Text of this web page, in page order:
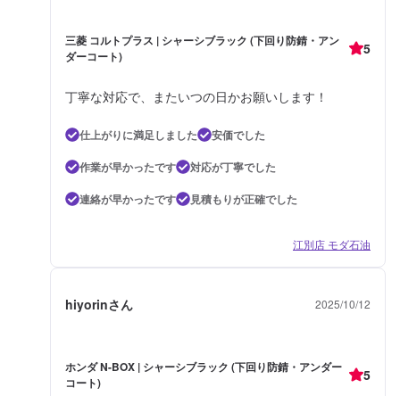
三菱 コルトプラス | シャーシブラック (下回り防錆・アン
ダーコート)
5
丁寧な対応で、またいつの日かお願いします！
仕上がりに満足しました
安価でした
作業が早かったです
対応が丁寧でした
連絡が早かったです
見積もりが正確でした
江別店 モダ石油
hiyorinさん 2025/10/12
ホンダ N-BOX | シャーシブラック (下回り防錆・アンダー
コート)
5